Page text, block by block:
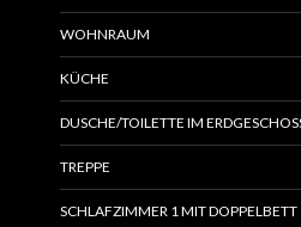
WOHNRAUM
KÜCHE
DUSCHE/TOILETTE IM
TREPPE
SCHLAFZIMMER 1 MIT